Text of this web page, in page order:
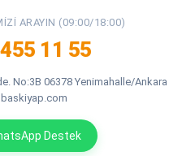
ARAYIN (09:00/18:00)
11 55
No:3B 06378 Yenimahalle/Ankara
Destek